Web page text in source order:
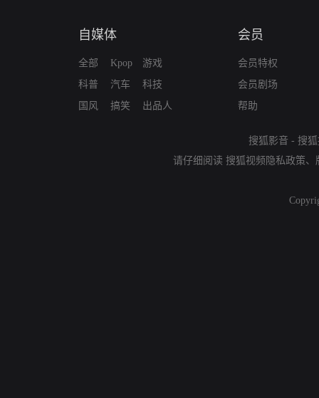
自媒体
全部
科普
国风
Kpop
汽车
搞笑
游戏
科技
出品人
会员
会员特权
会员剧场
帮助
搜狐影音 - 搜
请仔细阅读 搜狐视频隐私政策、